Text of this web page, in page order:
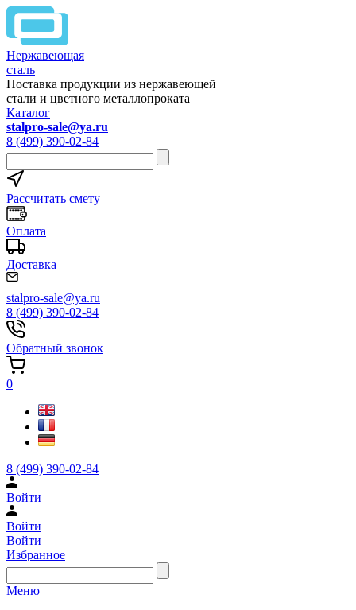
Нержавеющая
сталь
Поставка продукции из нержавеющей
стали и цветного металлопроката
Каталог
stalpro-sale@ya.ru
8 (499) 390-02-84
Рассчитать смету
Оплата
Доставка
stalpro-sale@ya.ru
8 (499) 390-02-84
Обратный звонок
0
8 (499) 390-02-84
Войти
Войти
Войти
Избранное
Меню